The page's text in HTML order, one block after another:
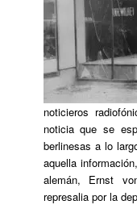
noticieros
noticia que se
berlinesas a lo
aquella
alemán, Ernst
represalia por la